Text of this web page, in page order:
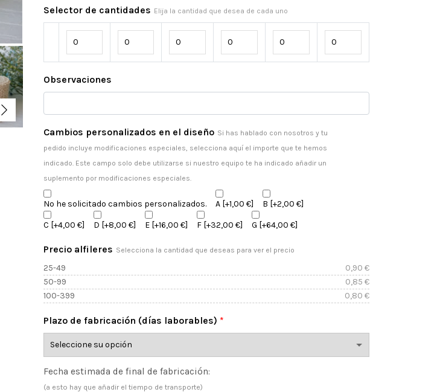
Selector de cantidades Elija la cantidad que desea de cada uno
Observaciones
Cambios personalizados en el diseño Si has hablado con nosotros y tu
pedido incluye modificaciones especiales, selecciona aquí el importe que te hemos
indicado. Este campo solo debe utilizarse si nuestro equipo te ha indicado añadir un
suplemento por modificaciones especiales.
No he solicitado cambios personalizados. A [+1,00 €] B [+2,00 €]
C [+4,00 €] D [+8,00 €] E [+16,00 €] F [+32,00 €] G [+64,00 €]
Precio alfileres Selecciona la cantidad que deseas para ver el precio
25-49 0,90 €
50-99
0,85 €
100-399
0,80 €
Plazo de fabricación (días laborables) *
Fecha estimada de final de fabricación:
(a esto hay que añadir el tiempo de transporte)